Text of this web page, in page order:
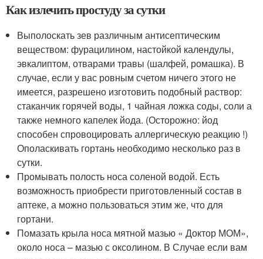
Как излечить простуду за сутки
Выполоскать зев различным антисептическим
веществом: фурацилином, настойкой календулы,
эвкалиптом, отварами травы (шалфей, ромашка). В
случае, если у вас ровным счетом ничего этого не
имеется, разрешено изготовить подобный раствор:
стаканчик горячей воды, 1 чайная ложка соды, соли а
также немного капелек йода. (Осторожно: йод
способен спровоцировать аллергическую реакцию !)
Ополаскивать гортань необходимо несколько раз в
сутки.
Промывать полость носа соленой водой. Есть
возможность приобрести приготовленный состав в
аптеке, а можно пользоваться этим же, что для
гортани.
Помазать крыла носа мятной мазью « Доктор МОМ»,
около носа – мазью с оксолином. В Случае если вам